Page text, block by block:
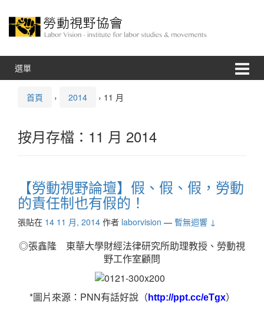
選單
首頁 › 2014 › 11 月
按月存檔： 11 月 2014
【勞動視野論壇】假、假、假，勞動
的責任制也有假的！
張貼在 14 11 月, 2014 作者 laborvision — 暫無迴響 ↓
◎張鑫隆 東華大學財經法律研究所助理教授、勞動視
野工作室顧問
*圖片來源：PNN有話好說（ http://ppt.cc/eTgx）